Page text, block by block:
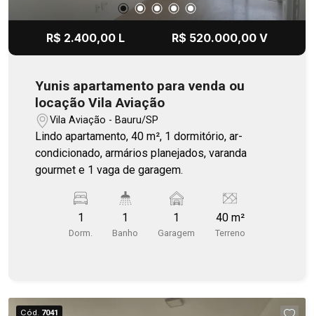
R$ 2.400,00 L R$ 520.000,00 V
Yunis apartamento para venda ou
locação Vila Aviação
Vila Aviação - Bauru/SP
Lindo apartamento, 40 m², 1 dormitório, ar-
condicionado, armários planejados, varanda
gourmet e 1 vaga de garagem.
1
Dorm.
1
Banho
1
Garagem
40 m²
Terreno
Cód. 7041